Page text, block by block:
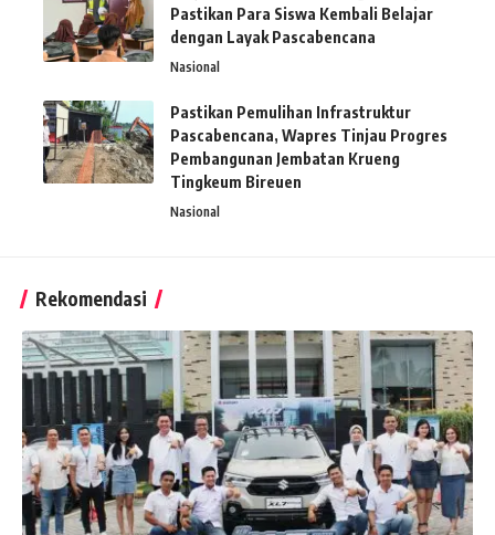
Pastikan Para Siswa Kembali Belajar
dengan Layak Pascabencana
Nasional
Pastikan Pemulihan Infrastruktur
Pascabencana, Wapres Tinjau Progres
Pembangunan Jembatan Krueng
Tingkeum Bireuen
Nasional
Rekomendasi